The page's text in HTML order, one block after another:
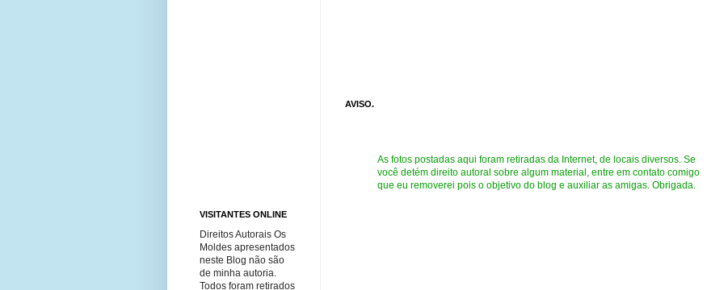
AVISO.
As fotos postadas aqui foram retiradas da Internet, de locais diversos. Se
você detém direito autoral sobre algum material, entre em contato comigo
que eu removerei pois o objetivo do blog e auxiliar as amigas. Obrigada.
VISITANTES ONLINE
Direitos Autorais Os
Moldes apresentados
neste Blog não são
de minha autoria.
Todos foram retirados